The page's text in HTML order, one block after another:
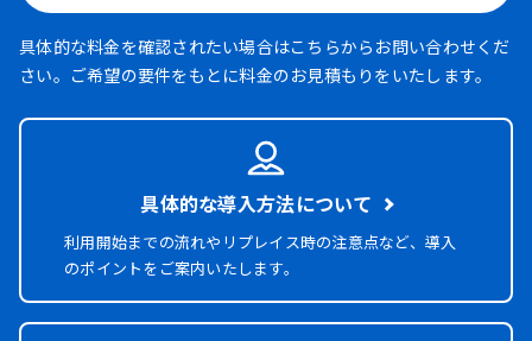
具体的な料金を確認されたい場合はこちらからお問い合わせくだ
さい。ご希望の要件をもとに料金のお見積もりをいたします。
具体的な導入方法について
利用開始までの流れやリプレイス時の注意点など、導入
のポイントをご案内いたします。